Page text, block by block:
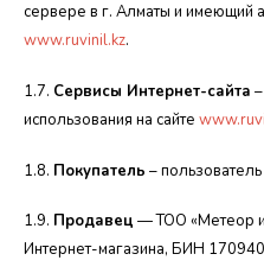
сервере в г. Алматы и имеющий
www.ruvinil.kz.
1.7. Сервисы Интернет-сайта
использования на сайте
1.8. Покупатель –
1.9. Продавец — ТОО «Метеор
Интернет-магазина, БИН